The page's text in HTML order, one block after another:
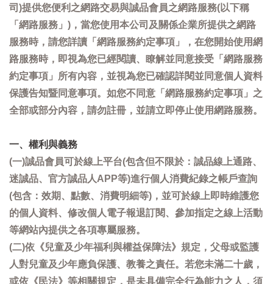
司)提供您便利之網路交易與誠品會員之網路服務(以下稱
「網路服務」)，當您使用本公司及關係企業所提供之網路
服務時，請您詳讀「網路服務約定事項」，在您開始使用網
路服務時，即視為您已經閱讀、瞭解並同意接受「網路服務
約定事項」所有內容，並視為您已確認詳閱並同意個人資料
保護告知暨同意事項。如您不同意「網路服務約定事項」之
全部或部分內容，請勿註冊，並請立即停止使用網路服務。
一、權利與義務
(一)誠品會員可於線上平台(包含但不限於：誠品線上通路、
迷誠品、官方誠品人APP等)進行個人消費紀錄之帳戶查詢
(包含：效期、點數、消費明細等)，並可於線上即時維護您
的個人資料、修改個人電子報退訂閱、參加指定之線上活動
等網站內提供之各項專屬服務。
(二)依《兒童及少年福利與權益保障法》規定，父母或監護
人對兒童及少年應負保護、教養之責任。若您未滿二十歲，
或依《民法》等相關規定，是未具備完全行為能力之人，須